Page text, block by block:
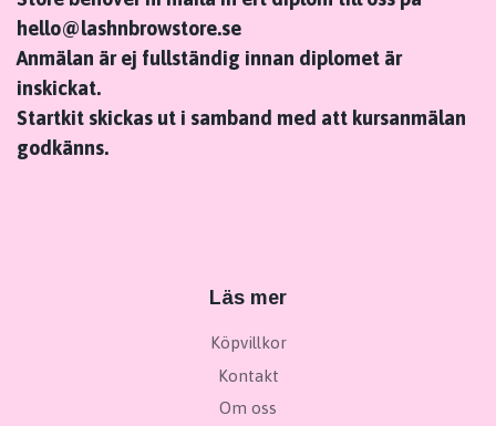
hello@lashnbrowstore.se
Anmälan är ej fullständig innan diplomet är
inskickat.
Startkit skickas ut i samband med att kursanmälan
godkänns.
Läs mer
Köpvillkor
Kontakt
Om oss